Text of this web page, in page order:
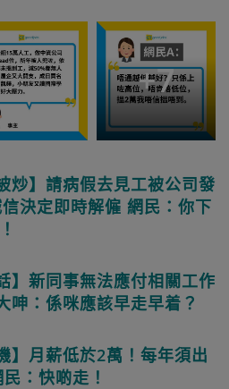
+7
炒】請病假去見工被公司發
決定即時解僱 網民：你下
】新同事無法應付相關工作
呻：係咪應該早走早着？
】月薪低於2萬！每年須出
：快啲走！